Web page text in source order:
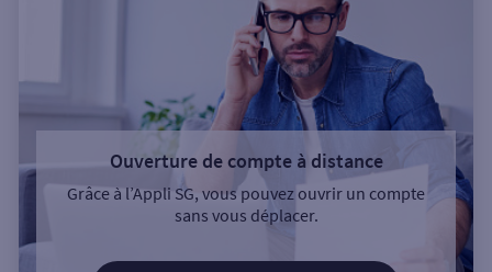
Ouverture de compte à distance
Grâce à l’Appli SG, vous pouvez ouvrir un compte
sans vous déplacer.